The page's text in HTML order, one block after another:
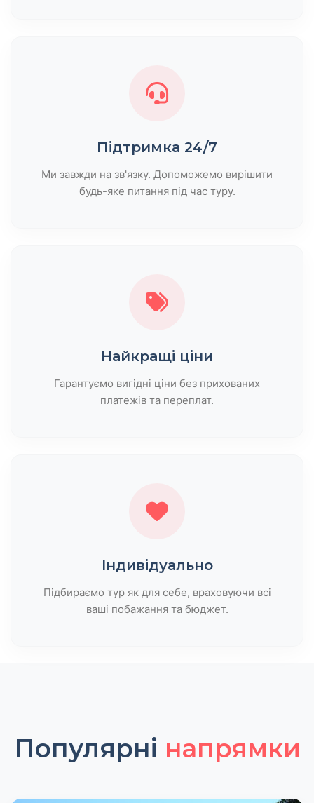
Підтримка 24/7
Ми завжди на зв'язку. Допоможемо вирішити
будь-яке питання під час туру.
Найкращі ціни
Гарантуємо вигідні ціни без прихованих
платежів та переплат.
Індивідуально
Підбираємо тур як для себе, враховуючи всі
ваші побажання та бюджет.
Популярні напрямки